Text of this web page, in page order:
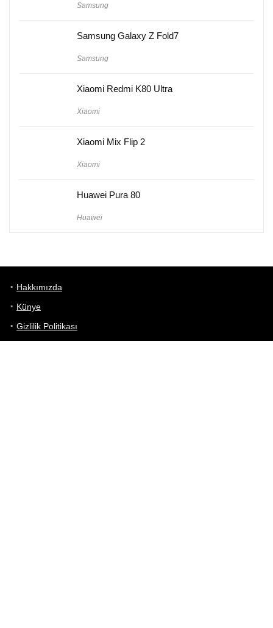
Samsung
Samsung Galaxy Z Fold7
Samsung
Xiaomi Redmi K80 Ultra
Xiaomi
Xiaomi Mix Flip 2
Xiaomi
Huawei Pura 80
Huawei
Hakkımızda
Künye
Gizlilik Politikası